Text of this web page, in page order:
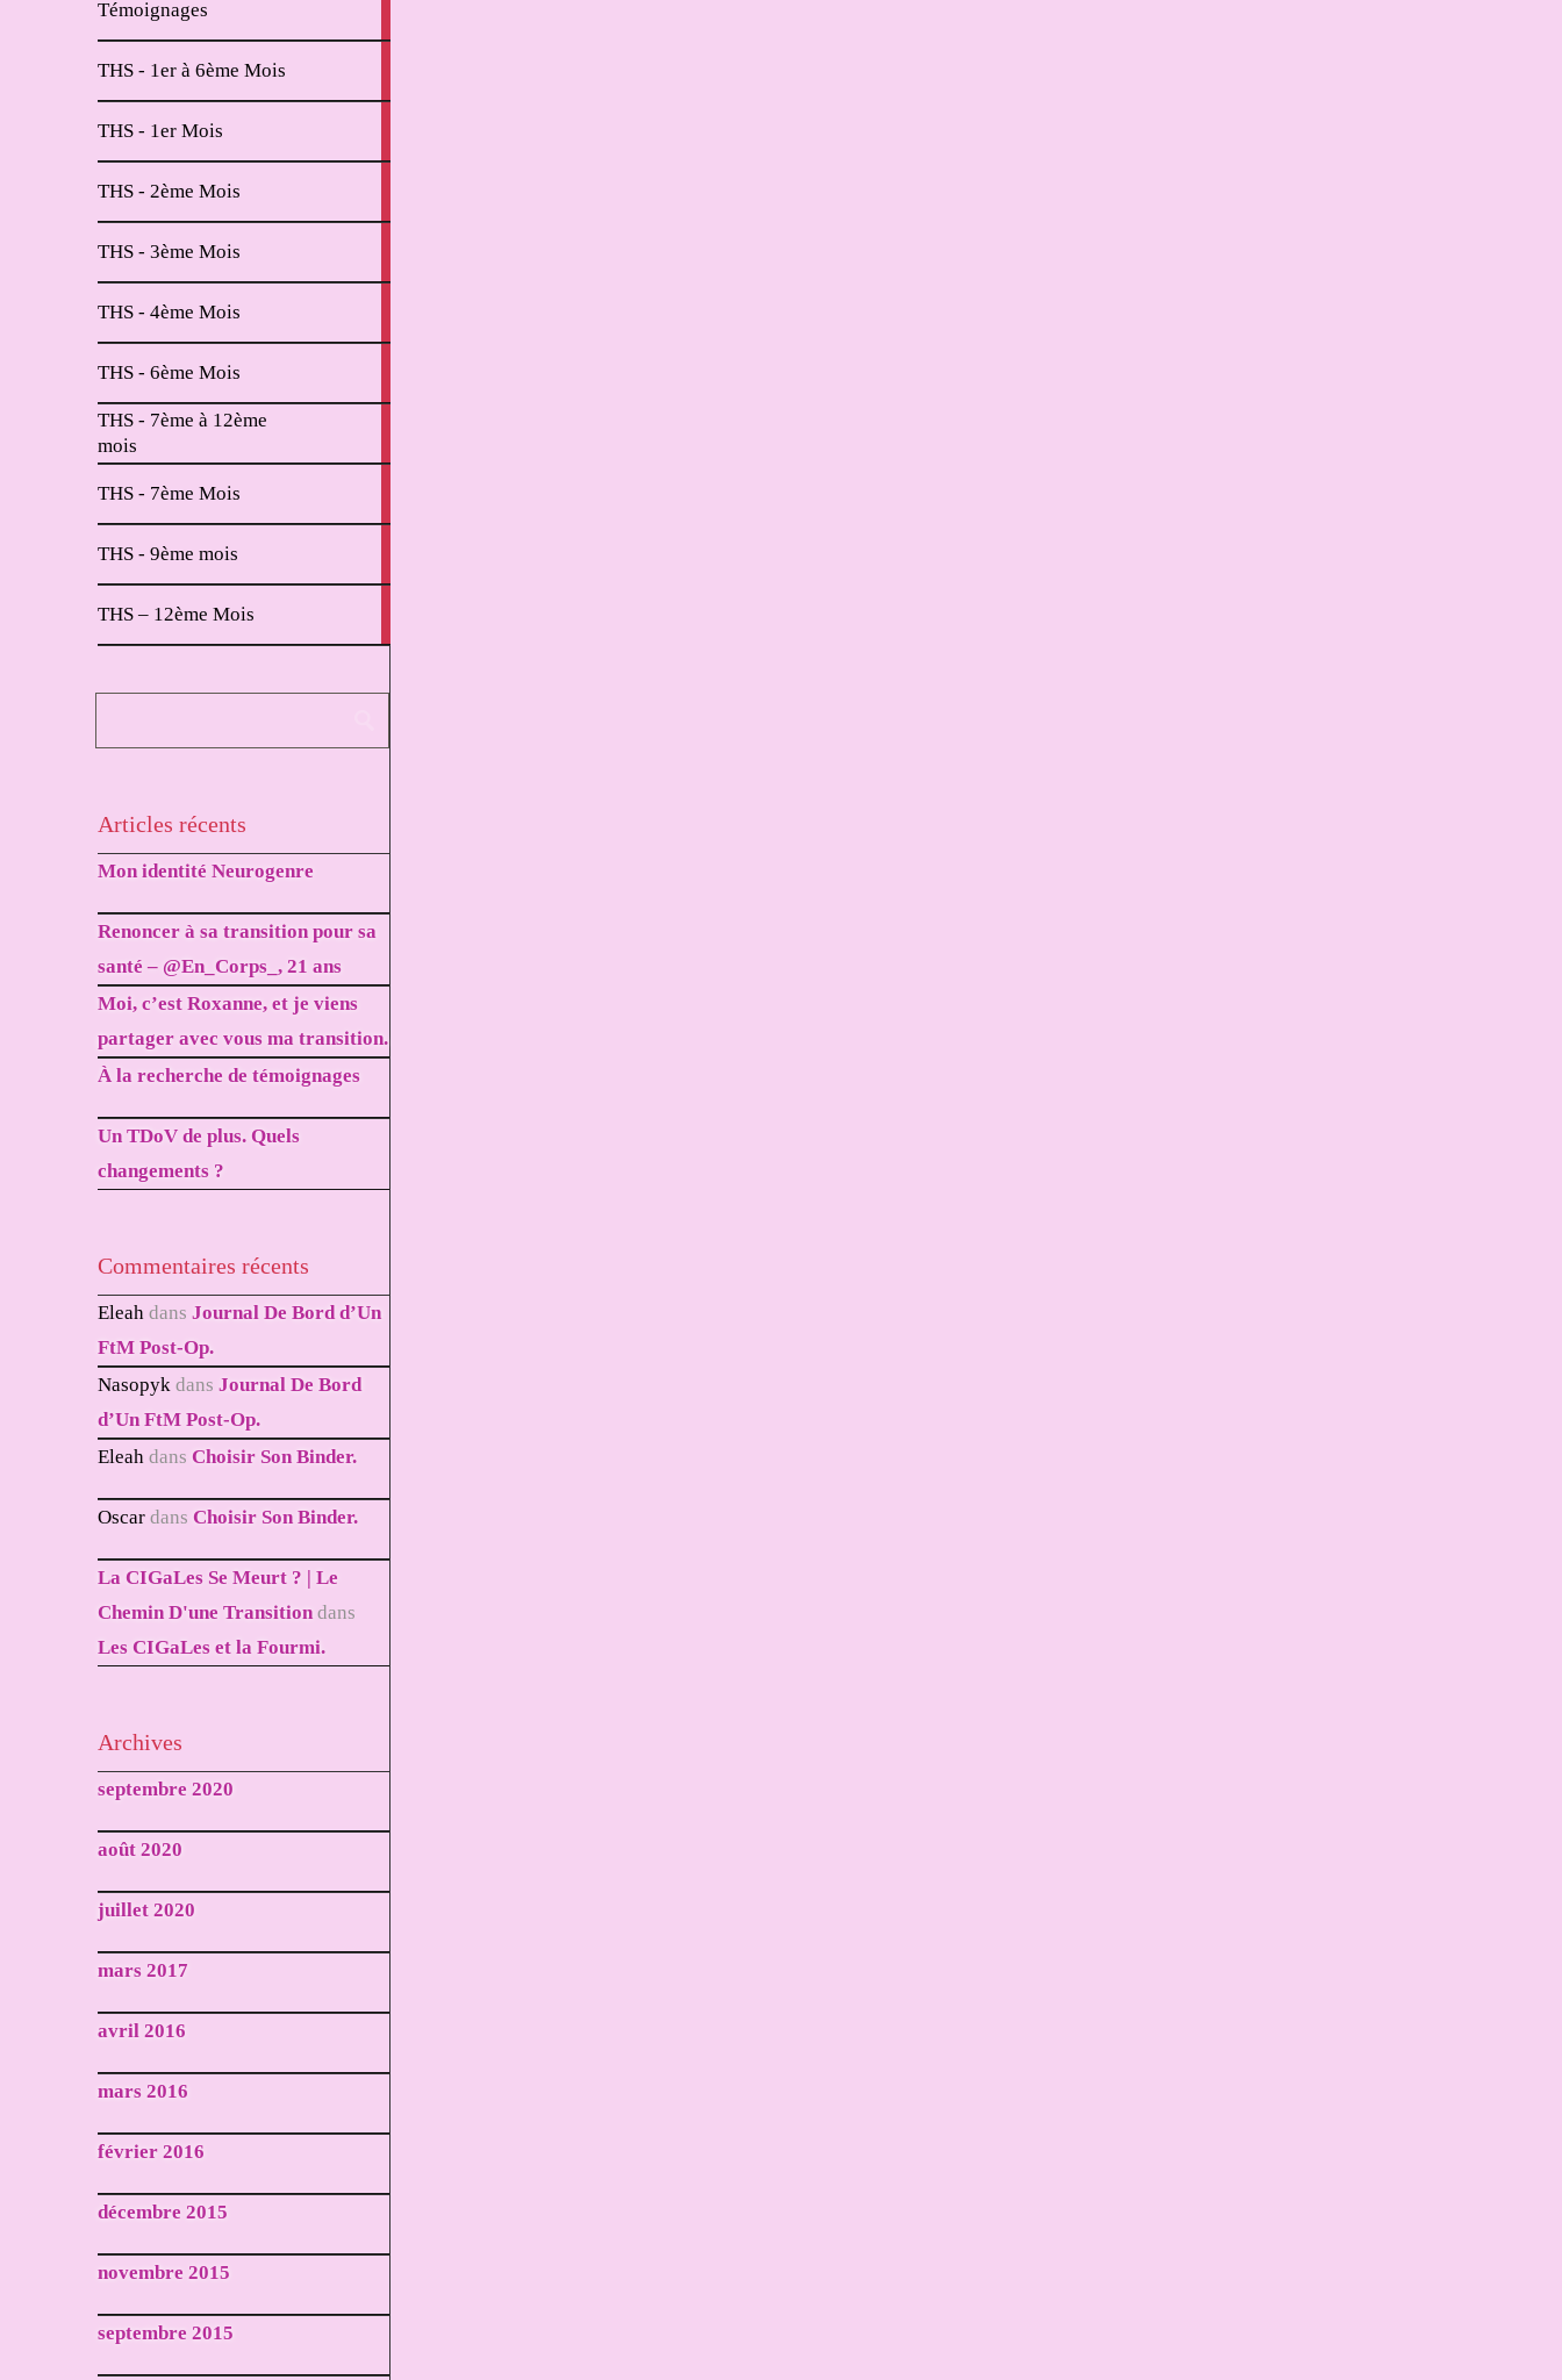
Témoignages
THS - 1er à 6ème Mois
THS - 1er Mois
THS - 2ème Mois
THS - 3ème Mois
THS - 4ème Mois
THS - 6ème Mois
THS - 7ème à 12ème
mois
THS - 7ème Mois
THS - 9ème mois
THS – 12ème Mois
Articles récents
Mon identité Neurogenre
Renoncer à sa transition pour sa
santé – @En_Corps_, 21 ans
Moi, c’est Roxanne, et je viens
partager avec vous ma transition.
À la recherche de témoignages
Un TDoV de plus. Quels
changements ?
Commentaires récents
Eleah dans Journal De Bord d’Un
FtM Post-Op.
Nasopyk dans Journal De Bord
d’Un FtM Post-Op.
Eleah dans Choisir Son Binder.
Oscardans Choisir Son Binder.
La CIGaLes Se Meurt ? | Le
Chemin D'une Transitiondans
Les CIGaLes et la Fourmi.
Archives
septembre 2020
août 2020
juillet 2020
mars 2017
avril 2016
mars 2016
février 2016
décembre 2015
novembre 2015
septembre 2015